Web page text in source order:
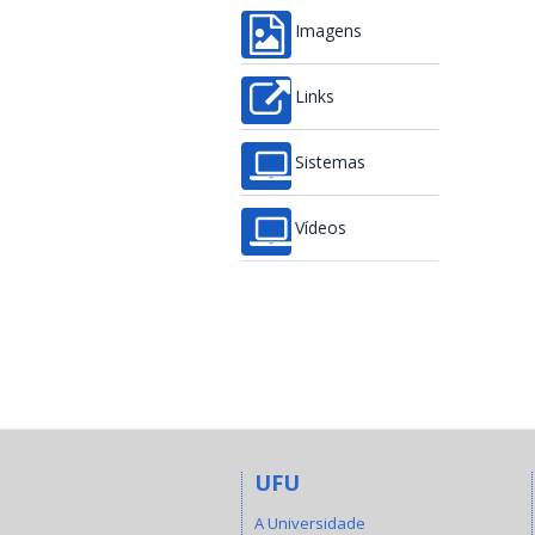
Imagens
Links
Sistemas
Vídeos
UFU
A Universidade